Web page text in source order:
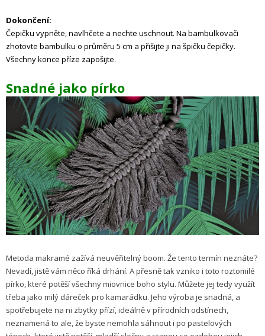
Dokončení:
Čepičku vypněte, navlhčete a nechte uschnout. Na bambulkovači
zhotovte bambulku o průměru 5 cm a přišijte ji na špičku čepičky.
Všechny konce příze zapošijte.
Snadné jako pírko
Metoda makramé zažívá neuvěřitelný boom. Že tento termín neznáte?
Nevadí, jistě vám něco říká drhání. A přesně tak vzniko i toto roztomilé
pírko, které potěší všechny miovnice boho stylu. Můžete jej tedy využít
třeba jako milý dáreček pro kamarádku. Jeho výroba je snadná, a
spotřebujete na ni zbytky přízí, ideálně v přírodních odstínech,
neznamená to ale, že byste nemohla sáhnout i po pastelových